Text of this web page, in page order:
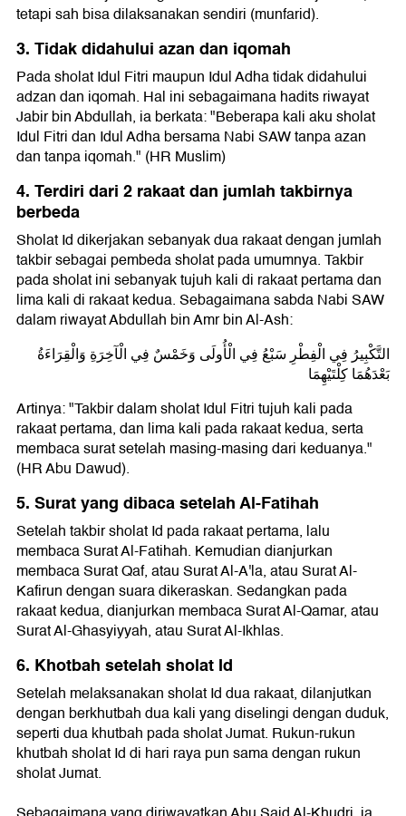
tetapi sah bisa dilaksanakan sendiri (munfarid).
3. Tidak didahului azan dan iqomah
Pada sholat Idul Fitri maupun Idul Adha tidak didahului
adzan dan iqomah. Hal ini sebagaimana hadits riwayat
Jabir bin Abdullah, ia berkata: "Beberapa kali aku sholat
Idul Fitri dan Idul Adha bersama Nabi SAW tanpa azan
dan tanpa iqomah." (HR Muslim)
4. Terdiri dari 2 rakaat dan jumlah takbirnya
berbeda
Sholat Id dikerjakan sebanyak dua rakaat dengan jumlah
takbir sebagai pembeda sholat pada umumnya. Takbir
pada sholat ini sebanyak tujuh kali di rakaat pertama dan
lima kali di rakaat kedua. Sebagaimana sabda Nabi SAW
dalam riwayat Abdullah bin Amr bin Al-Ash:
التَّكْبِيرُ فِي الْفِطْرِ سَبْعُ فِي الْأُولَى وَخَمْسٌ فِي الْآخِرَةِ وَالْقِرَاءَةُ
بَعْدَهُمَا كِلْتَيْهِمَا
Artinya: "Takbir dalam sholat Idul Fitri tujuh kali pada
rakaat pertama, dan lima kali pada rakaat kedua, serta
membaca surat setelah masing-masing dari keduanya."
(HR Abu Dawud).
5. Surat yang dibaca setelah Al-Fatihah
Setelah takbir sholat Id pada rakaat pertama, lalu
membaca Surat Al-Fatihah. Kemudian dianjurkan
membaca Surat Qaf, atau Surat Al-A'la, atau Surat Al-
Kafirun dengan suara dikeraskan. Sedangkan pada
rakaat kedua, dianjurkan membaca Surat Al-Qamar, atau
Surat Al-Ghasyiyyah, atau Surat Al-Ikhlas.
6. Khotbah setelah sholat Id
Setelah melaksanakan sholat Id dua rakaat, dilanjutkan
dengan berkhutbah dua kali yang diselingi dengan duduk,
seperti dua khutbah pada sholat Jumat. Rukun-rukun
khutbah sholat Id di hari raya pun sama dengan rukun
sholat Jumat.